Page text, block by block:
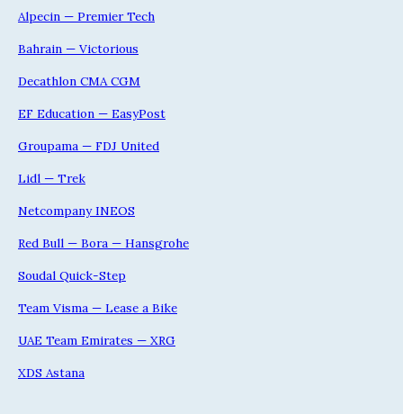
Alpecin — Premier Tech
Bahrain — Victorious
Decathlon CMA CGM
EF Education — EasyPost
Groupama — FDJ United
Lidl — Trek
Netcompany INEOS
Red Bull — Bora — Hansgrohe
Soudal Quick-Step
Team Visma — Lease a Bike
UAE Team Emirates — XRG
XDS Astana